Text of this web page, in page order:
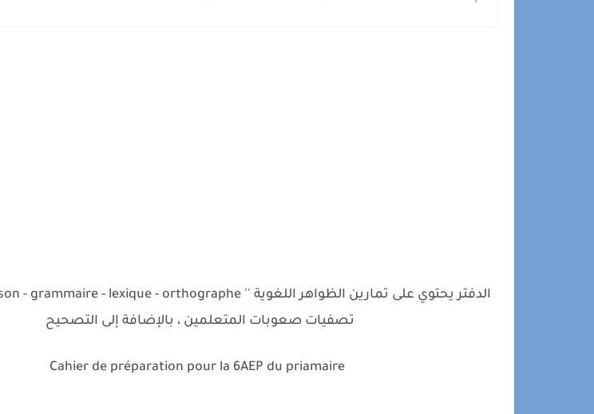
تصفيات صعوبات المتعلمين ، بالإضافة إلى التصحيح
Cahier de préparation pour la 6AEP du priamaire